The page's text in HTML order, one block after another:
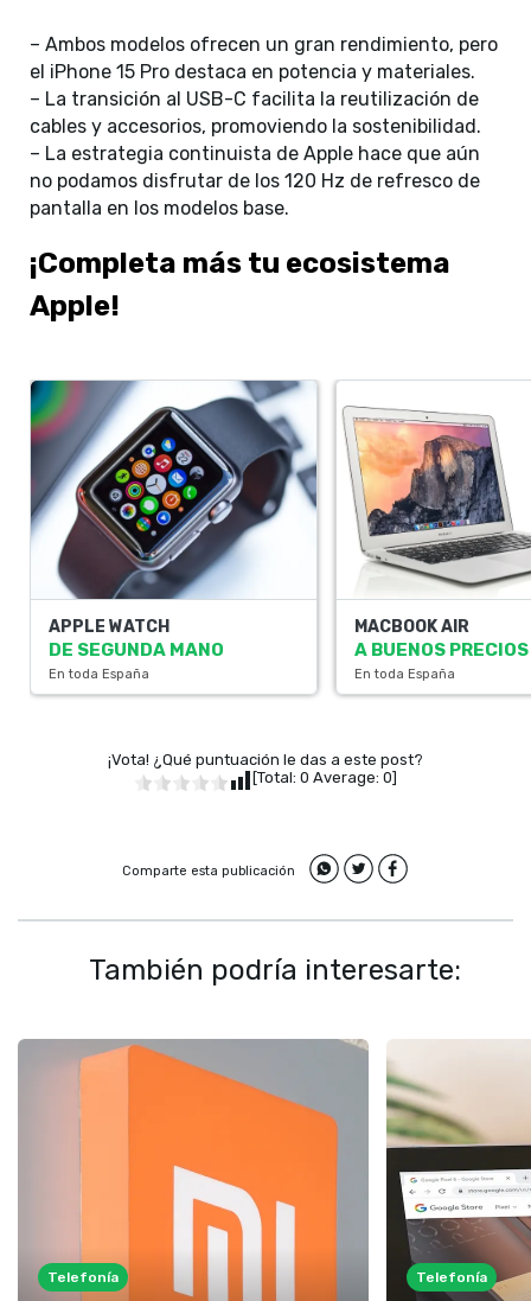
– Ambos modelos ofrecen un gran rendimiento, pero
el iPhone 15 Pro destaca en potencia y materiales.
– La transición al USB-C facilita la reutilización de
cables y accesorios, promoviendo la sostenibilidad.
– La estrategia continuista de Apple hace que aún
no podamos disfrutar de los 120 Hz de refresco de
pantalla en los modelos base.
¡Completa más tu ecosistema
Apple!
APPLE WATCH
DE SEGUNDA MANO
En toda España
MACBOOK AIR
A BUENOS PRECIOS
En toda España
¡Vota! ¿Qué puntuación le das a este post?
[Total: 0 Average: 0]
Comparte esta publicación
También podría interesarte:
Telefonía Telefonía